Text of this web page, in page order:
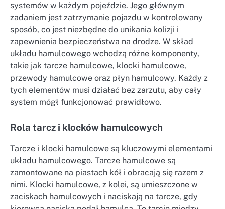
systemów w każdym pojeździe. Jego głównym
zadaniem jest zatrzymanie pojazdu w kontrolowany
sposób, co jest niezbędne do unikania kolizji i
zapewnienia bezpieczeństwa na drodze. W skład
układu hamulcowego wchodzą różne komponenty,
takie jak tarcze hamulcowe, klocki hamulcowe,
przewody hamulcowe oraz płyn hamulcowy. Każdy z
tych elementów musi działać bez zarzutu, aby cały
system mógł funkcjonować prawidłowo.
Rola tarcz i klocków hamulcowych
Tarcze i klocki hamulcowe są kluczowymi elementami
układu hamulcowego. Tarcze hamulcowe są
zamontowane na piastach kół i obracają się razem z
nimi. Klocki hamulcowe, z kolei, są umieszczone w
zaciskach hamulcowych i naciskają na tarcze, gdy